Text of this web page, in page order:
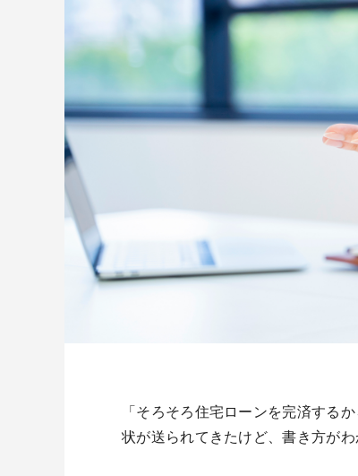
「そろそろ住宅ローンを完済する
状が送られてきたけど、書き方が